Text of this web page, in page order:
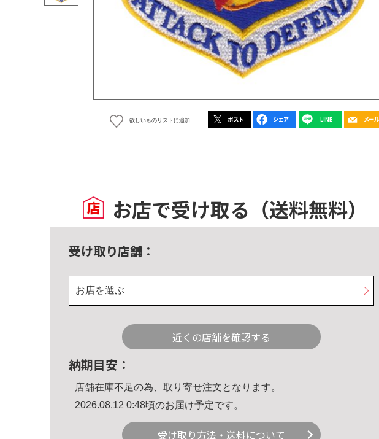
欲しいものリストに追加
お店で受け取る （送料無料）
受け取り店舗：
お店を選ぶ
近くの店舗を確認する
納期目安：
店舗在庫不足の為、取り寄せ注文となります。
2026.08.12 0:48頃のお届け予定です。
受け取り方法・送料について